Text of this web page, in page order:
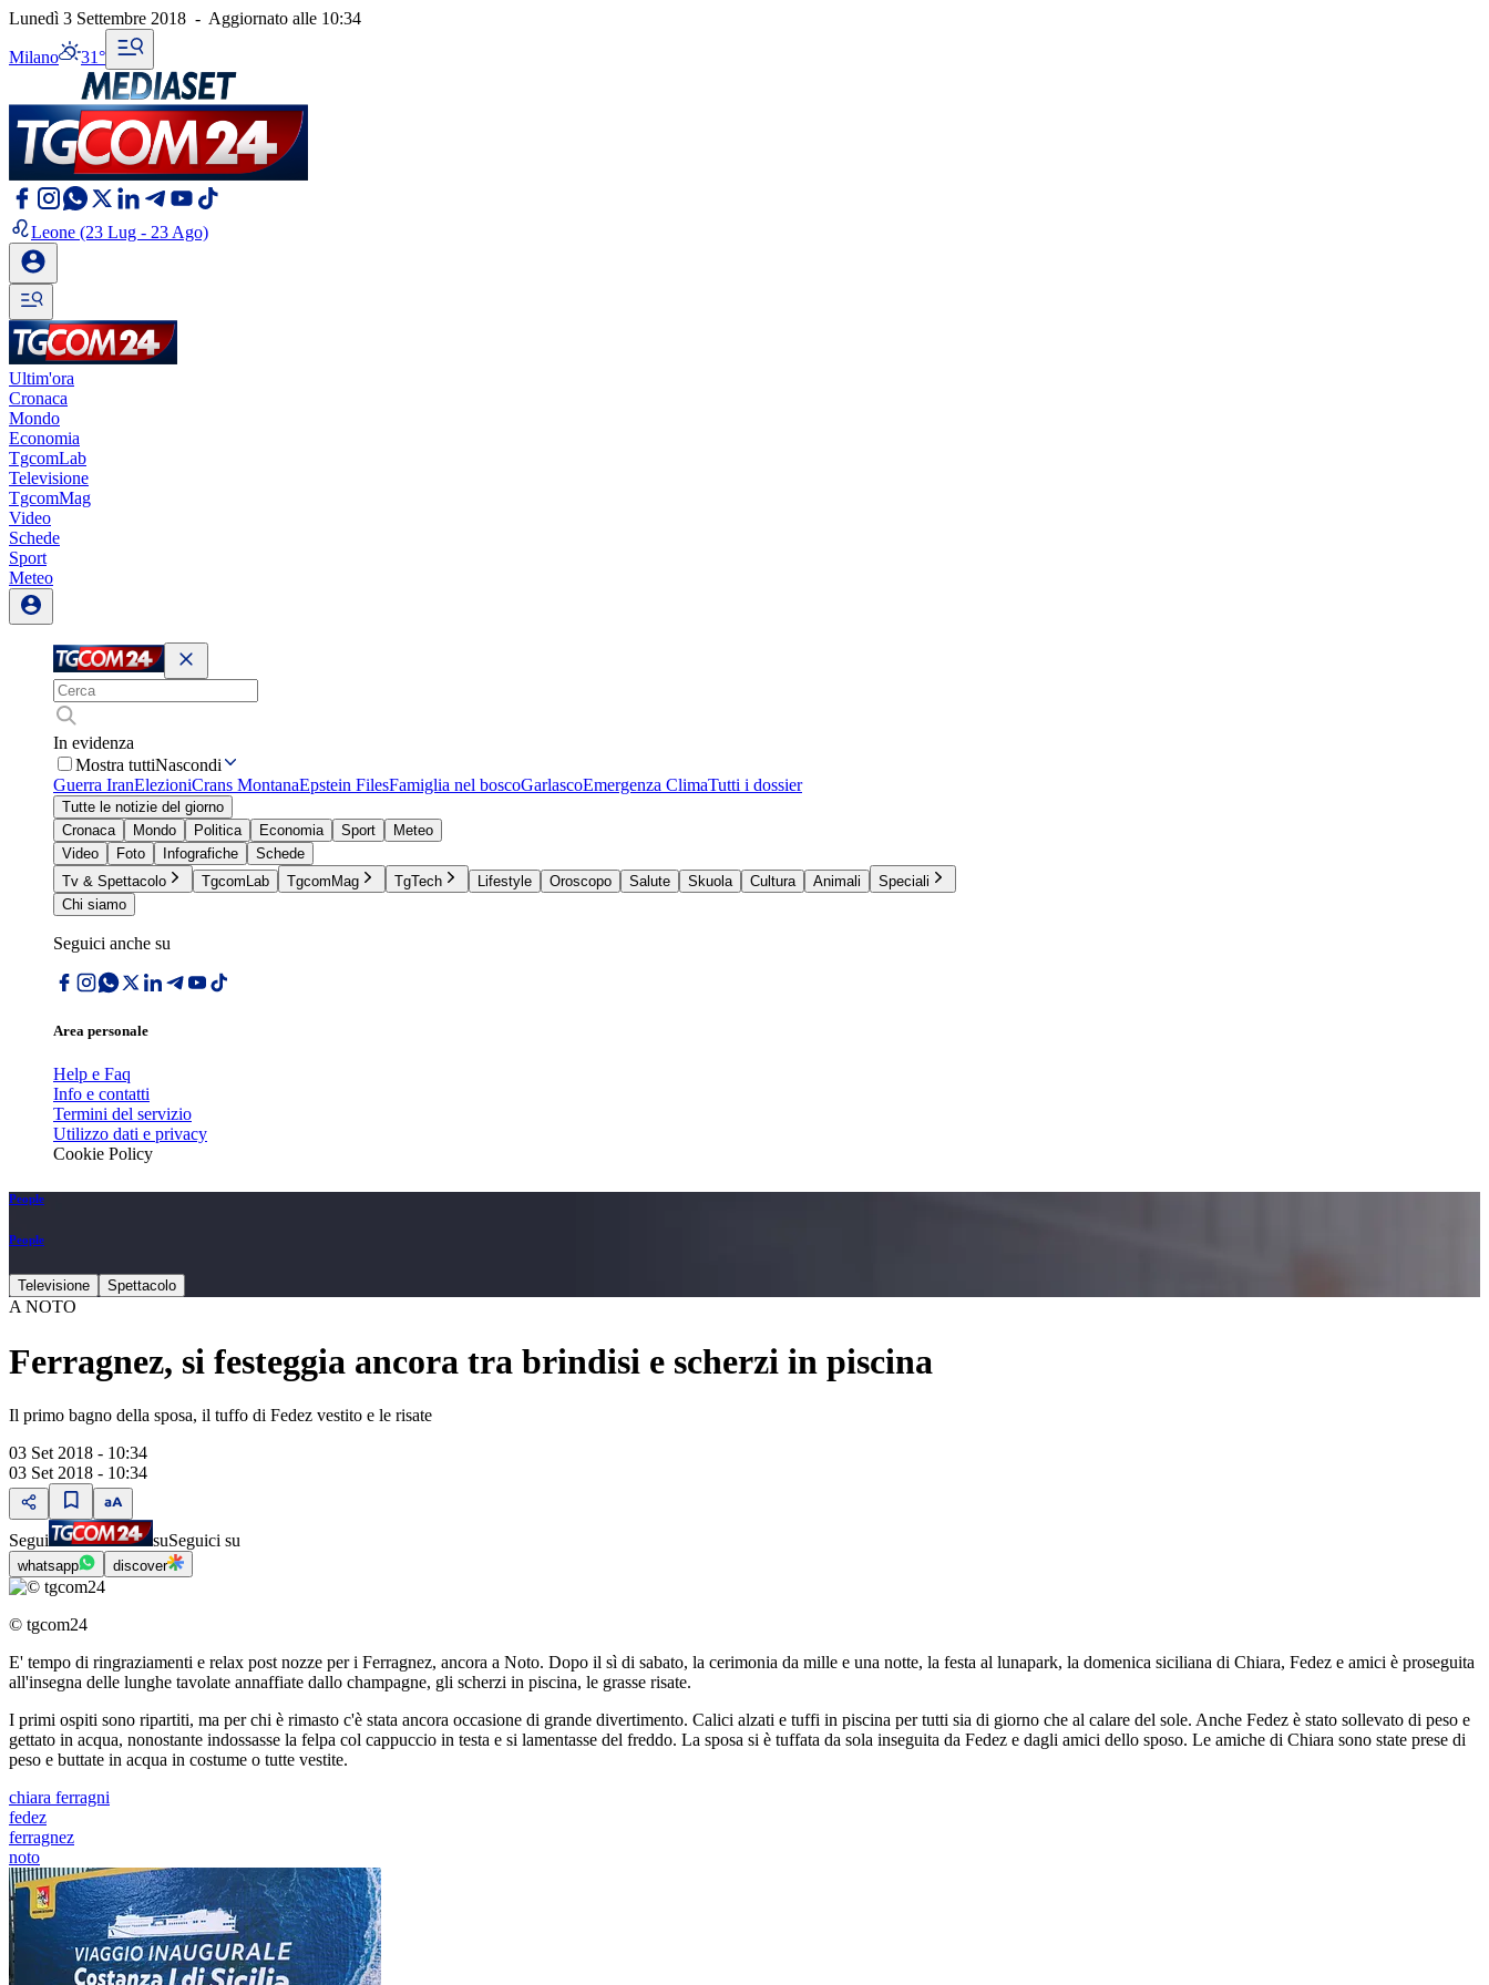
Lunedì 3 Settembre 2018 - Aggiornato alle 10:34
Milano 31°
Leone (23 Lug - 23 Ago)
Ultim'ora
Cronaca
Mondo
Economia
TgcomLab
Televisione
TgcomMag
Video
Schede
Sport
Meteo
In evidenza
Mostra tuttiNascondi
Guerra IranElezioniCrans MontanaEpstein FilesFamiglia nel boscoGarlascoEmergenza ClimaTutti i dossier
Tutte le notizie del giorno
Cronaca
Mondo Politica Economia Sport
Meteo
Video
Foto Infografiche
Schede
Tv & Spettacolo
TgcomLab TgcomMag TgTech Lifestyle Oroscopo Salute Skuola Cultura Animali
Speciali
Chi siamo
Seguici anche su
Area personale
Help e Faq
Info e contatti
Termini del servizio
Utilizzo dati e privacy
Cookie Policy
People
People
Televisione Spettacolo
A NOTO
Ferragnez, si festeggia ancora tra brindisi e scherzi in piscina
Il primo bagno della sposa, il tuffo di Fedez vestito e le risate
03 Set 2018 - 10:34
03 Set 2018 - 10:34
Segui suSeguici su
whatsapp discover
© tgcom24
E' tempo di ringraziamenti e relax post nozze per i Ferragnez, ancora a Noto. Dopo il sì di sabato, la cerimonia da mille e una notte, la festa al lunapark, la domenica siciliana di Chiara, Fedez e amici è proseguita
all'insegna delle lunghe tavolate annaffiate dallo champagne, gli scherzi in piscina, le grasse risate.
I primi ospiti sono ripartiti, ma per chi è rimasto c'è stata ancora occasione di grande divertimento. Calici alzati e tuffi in piscina per tutti sia di giorno che al calare del sole. Anche Fedez è stato sollevato di peso e
gettato in acqua, nonostante indossasse la felpa col cappuccio in testa e si lamentasse del freddo. La sposa si è tuffata da sola inseguita da Fedez e dagli amici dello sposo. Le amiche di Chiara sono state prese di
peso e buttate in acqua in costume o tutte vestite.
chiara ferragni
fedez
ferragnez
noto